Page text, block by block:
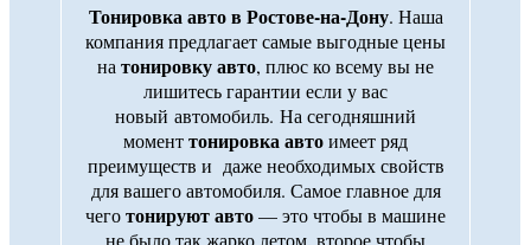
Тонировка авто в Ростове-на-Дону. Наша
компания предлагает самые выгодные цены
на тонировку авто, плюс ко всему вы не
лишитесь гарантии если у вас
новый автомобиль. На сегодняшний
моменттонировка автоимеет ряд
преимуществ и даже необходимых свойств
для вашего автомобиля. Самое главное для
чеготонируют авто— это чтобы в машине
не было так жарко летом, второе чтобы